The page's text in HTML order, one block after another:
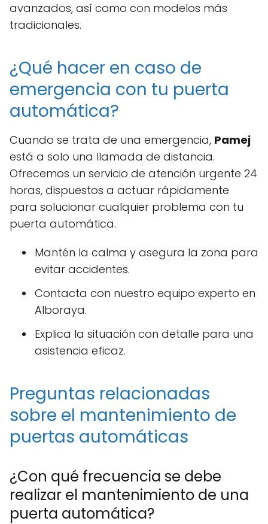
avanzados, así como con modelos más
tradicionales.
¿Qué hacer en caso de
emergencia con tu puerta
automática?
Cuando se trata de una emergencia, Pamej
está a solo una llamada de distancia.
Ofrecemos un servicio de atención urgente 24
horas, dispuestos a actuar rápidamente
para solucionar cualquier problema con tu
puerta automática.
Mantén la calma y asegura la zona para
evitar accidentes.
Contacta con nuestro equipo experto en
Alboraya.
Explica la situación con detalle para una
asistencia eficaz.
Preguntas relacionadas
sobre el mantenimiento de
puertas automáticas
¿Con qué frecuencia se debe
realizar el mantenimiento de una
puerta automática?